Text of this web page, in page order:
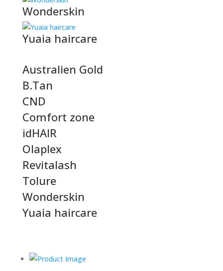
Wonderskin
Yuaia haircare
Australien Gold
B.Tan
CND
Comfort zone
idHAIR
Olaplex
Revitalash
Tolure
Wonderskin
Yuaia haircare